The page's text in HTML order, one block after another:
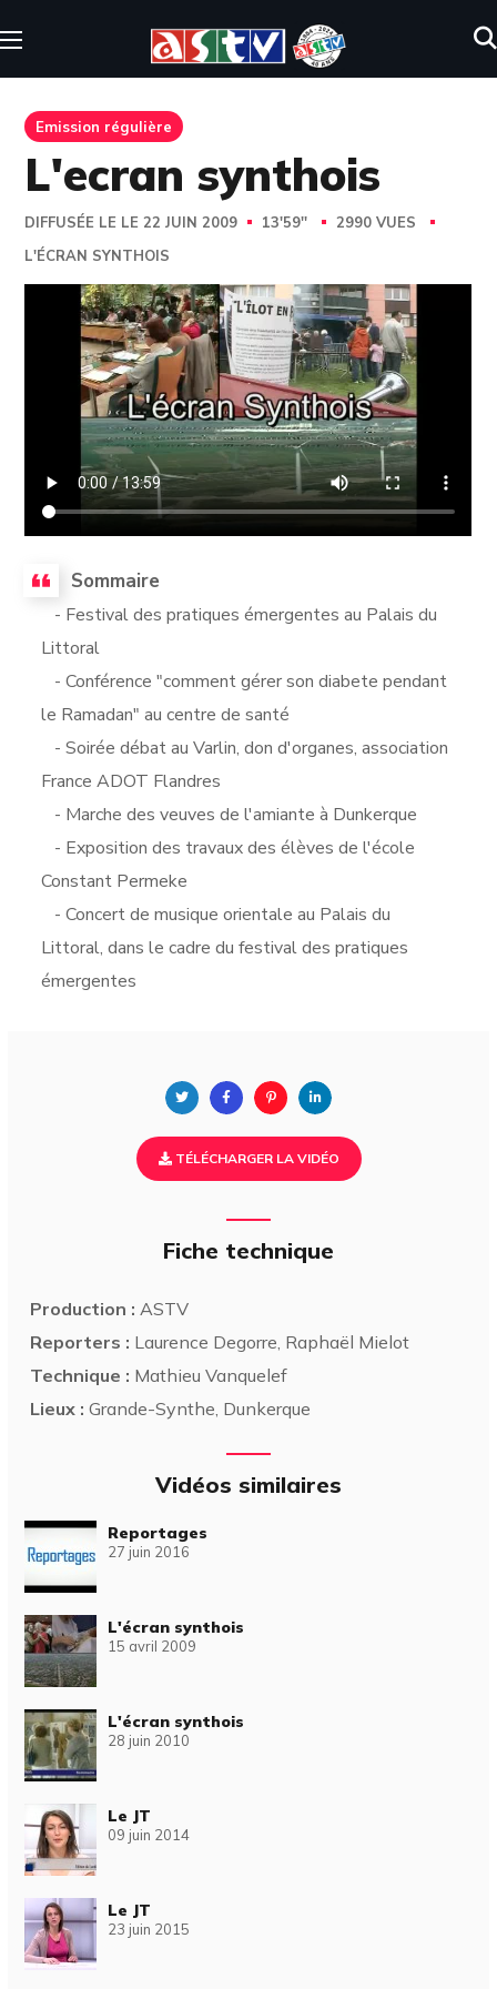
Emission régulière
L'ecran synthois
DIFFUSÉE LE LE 22 JUIN 2009 13'59''
2990 VUES
L'ÉCRAN SYNTHOIS
Sommaire
- Festival des pratiques émergentes au Palais du
Littoral
- Conférence "comment gérer son diabete pendant
le Ramadan" au centre de santé
- Soirée débat au Varlin, don d'organes, association
France ADOT Flandres
- Marche des veuves de l'amiante à Dunkerque
- Exposition des travaux des élèves de l'école
Constant Permeke
- Concert de musique orientale au Palais du
Littoral, dans le cadre du festival des pratiques
émergentes
TÉLÉCHARGER LA VIDÉO
Fiche technique
Production : ASTV
Reporters : Laurence Degorre, Raphaël Mielot
Technique : Mathieu Vanquelef
Lieux : Grande-Synthe, Dunkerque
Vidéos similaires
Reportages
27 juin 2016
L'écran synthois
15 avril 2009
L'écran synthois
28 juin 2010
Le JT
09 juin 2014
Le JT
23 juin 2015